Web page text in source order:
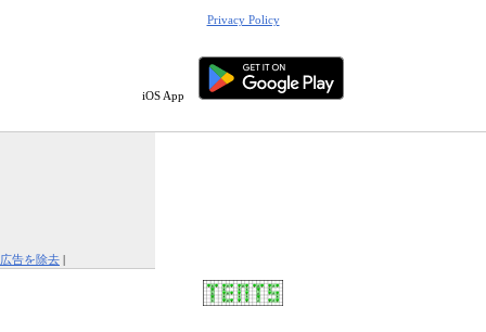
Privacy Policy
iOS App
広告を除去 |